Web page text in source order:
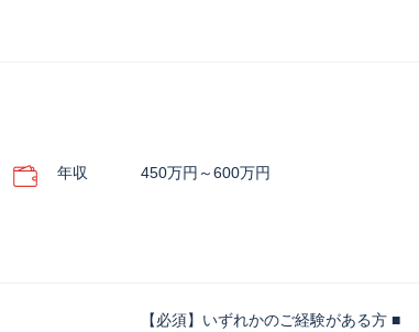
年収 450万円～600万円
【必須】いずれかのご経験がある方 ■